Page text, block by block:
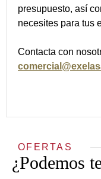
presupuesto, así
necesites para tus
Contacta con
OFERTAS
¿Podemos